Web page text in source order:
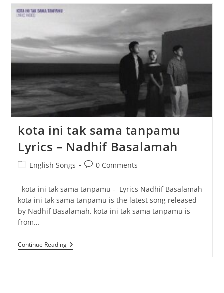
kota ini tak sama tanpamu
Lyrics – Nadhif Basalamah
PostEnglish Songs
Post0 Comments
kota ini tak sama tanpamu - Lyrics Nadhif Basalamah
kota ini tak sama tanpamu is the latest song released
by Nadhif Basalamah. kota ini tak sama tanpamu is
from…
Continue ReadingKota
Ini